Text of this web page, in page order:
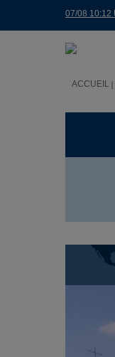
07/08 10:12
ACCUEIL